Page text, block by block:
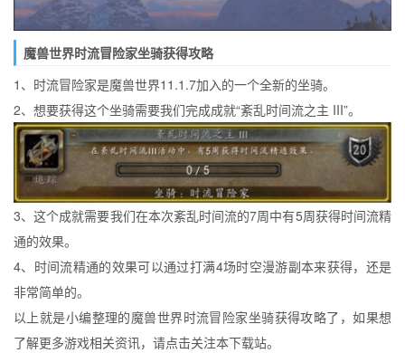
魔兽世界时流冒险家坐骑获得攻略
1、时流冒险家是魔兽世界11.1.7加入的一个全新的坐骑。
2、想要获得这个坐骑需要我们完成成就“紊乱时间流之主 III”。
3、这个成就需要我们在本次紊乱时间流的7周中有5周获得时间流精
通的效果。
4、时间流精通的效果可以通过打满4场时空漫游副本来获得，还是
非常简单的。
以上就是小编整理的魔兽世界时流冒险家坐骑获得攻略了，如果想
了解更多游戏相关资讯，请点击关注本下载站。